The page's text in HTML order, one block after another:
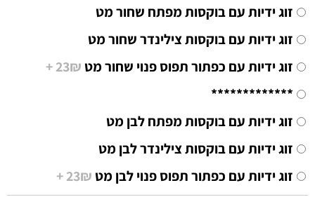
זוג ידיות עם בוקסות מפתח שחור מט
זוג ידיות עם בוקסות צילינדר שחור מט
זוג ידיות עם כפתור תפוס פנוי שחור מט23₪ +
*************
זוג ידיות עם בוקסות מפתח לבן מט
זוג ידיות עם בוקסות צילינדר לבן מט
זוג ידיות עם כפתור תפוס פנוי לבן מט23₪ +